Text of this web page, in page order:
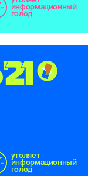
информационный
голод
'21
утоляет
информационный
голод